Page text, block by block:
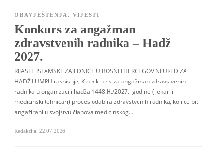
OBAVJEŠTENJA , VIJESTI
Konkurs za angažman
zdravstvenih radnika – Hadž
2027.
RIJASET ISLAMSKE ZAJEDNICE U BOSNI I HERCEGOVINI URED ZA
HADŽ I UMRU raspisuje, K o n k u r s za angažman zdravstvenih
radnika u organizaciji hadža 1448.H./2027. godine (ljekari i
medicinski tehničari) proces odabira zdravstvenih radnika, koji će biti
angažirani u svojstvu članova medicinskog…
Redakcija 22.07.2026